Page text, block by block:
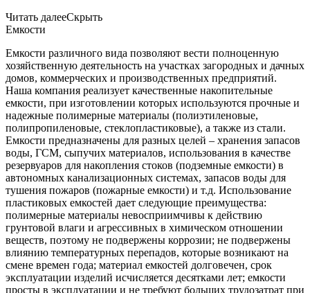
Читать далееСкрыть
Емкости
Емкости различного вида позволяют вести полноценную
хозяйственную деятельность на участках загородных и дачных
домов, коммерческих и производственных предприятий.
Наша компания реализует качественные накопительные
емкости, при изготовлении которых используются прочные и
надежные полимерные материалы (полиэтиленовые,
полипропиленовые, стеклопластиковые), а также из стали.
Емкости предназначены для разных целей – хранения запасов
воды, ГСМ, сыпучих материалов, использования в качестве
резервуаров для накопления стоков (подземные емкости) в
автономных канализационных системах, запасов воды для
тушения пожаров (пожарные емкости) и т.д. Использование
пластиковых емкостей дает следующие преимущества:
полимерные материалы невосприимчивы к действию
грунтовой влаги и агрессивных в химическом отношении
веществ, поэтому не подвержены коррозии; не подвержены
влиянию температурных перепадов, которые возникают на
смене времен года; материал емкостей долговечен, срок
эксплуатации изделий исчисляется десятками лет; емкости
просты в эксплуатации и не требуют больших трудозатрат при